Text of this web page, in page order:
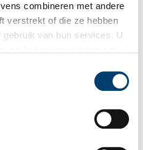
combineren met andere
verstrekt of die ze hebben
van hun services. U
de mooiste verhalen en het